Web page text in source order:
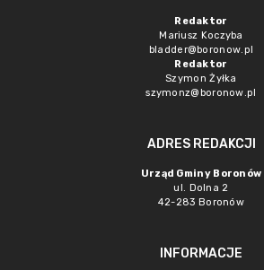
Redaktor
Mariusz Koczyba
bladder@boronow.pl
Redaktor
Szymon Żyłka
szymonz@boronow.pl
ADRES REDAKCJI
Urząd Gminy Boronów
ul. Dolna 2
42-283 Boronów
INFORMACJE